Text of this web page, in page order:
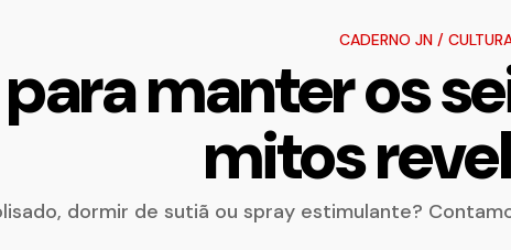
CADERNO JN /
manter os
mitos
dormir de sutiã ou spray estimulante?